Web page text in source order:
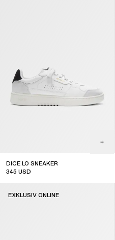
DICE LO SNEAKER
345 USD
EXKLUSIV ONLINE